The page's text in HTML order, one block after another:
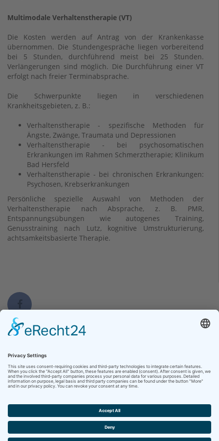
Multimodale Verhaltenstherapie (VT)
Die Kosten werden auf Antrag von der Krankenkasse
übernommen. Die Stundengespräche liegen vorbereitend
bei 5 Stunden, durchführend meist bei 25 Stunden.
Verlängerungen sind möglich. Die Durchführung einer VT
erfolgt nach freier Terminabsprache.
Die Schwerpunkte liegen in verschiedenen
Krankheitsgebieten, z. B.:
Verhaltenstherapie - spezifische Methoden für
Ängste, Zwänge, Traumata und Depressionen
Verhaltenstherapie - bei psychosomatischen
Erkrankungen im Rahmen Schmerztherapie; Klinikum
Bad Hersfeld
Verhaltenstherapie - bei chronischen Erkrankungen:
Psychosen, Krebserkrankungen
Persönliche spezielle Auswahl von Methoden der
Verhaltenstherapie nach Absprache, z. B. PMR,
Entspannungsübungen wie autogenes Training,
Genusstraining nach Lutz, kognitive Umstrukturierung,
achtsamkeitsbasierte Therapie.
Medizinisches Versorgungszentrum Hersfeld-Rotenburg GmbH
Seilerweg 29
36251 Bad Hersfeld
Telefon +49 (6621) 88-55500
Kontakt